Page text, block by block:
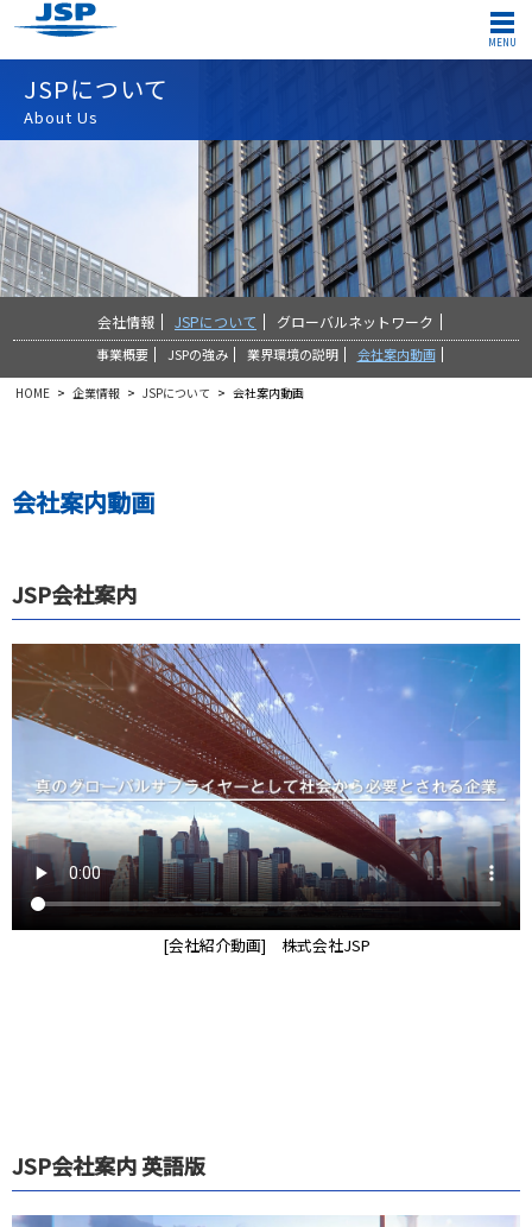
MENU
Global
|
お問い合わせ
|
企業情報 イノベーション 製品情報
IR情報 サステナビリティ 採用情報
JSPについて
About Us
会社情報 JSPについて グローバルネットワーク
事業概要 JSPの強み 業界環境の説明 会社案内動画
HOME > 企業情報 > JSPについて > 会社案内動画
会社案内動画
JSP会社案内
[会社紹介動画] 株式会社JSP
JSP会社案内 英語版